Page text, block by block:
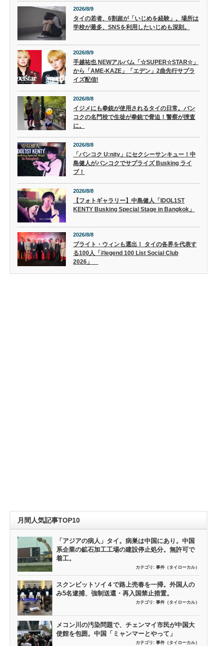
2026/8/9
タイの若者、6割超が「いじめを経験」。場所は
学校が最多、SNSを利用したいじめも深刻。
2026/8/9
手越祐也 NEWアルバム「☆SUPER☆STAR☆」
から「AME-KAZE」「エデン」2曲先行サプラ
イズ配信!
2026/8/8
イジメにも拳銃が使用されるタイの日常。バン
コクの名門校で生徒が拳銃で脅迫！警察が捜査
に。
2026/8/8
「バンコク U:nity」にセクシーサンキュー！中
島健人がバンコクでサプライズ Busking ライ
ブ！
2026/8/8
【フォトギャラリー】中島健人「IDOL1ST
KENTY Busking Special Stage in Bangkok」
2026/8/8
ブライト・ウィンも選出！ タイの各界を代表す
る100人「#legend 100 List Social Club
2026」
月間人気記事TOP10
「アジアの病人」タイ。病巣は中国にあり。中国
系企業の鉱石加工工場の建設停止処分。無許可で
着工。
カテゴリ: 事件（タイローカル）
スクンビットソイ４で路上売春を一掃。外国人の
み5名逮捕、強制送還・再入国禁止措置。
カテゴリ: 事件（タイローカル）
メコン川の汚染問題で、チェンマイ市民が中国大
使館を包囲。中国「ミャンマーとやって」
カテゴリ: 事件（タイローカル）